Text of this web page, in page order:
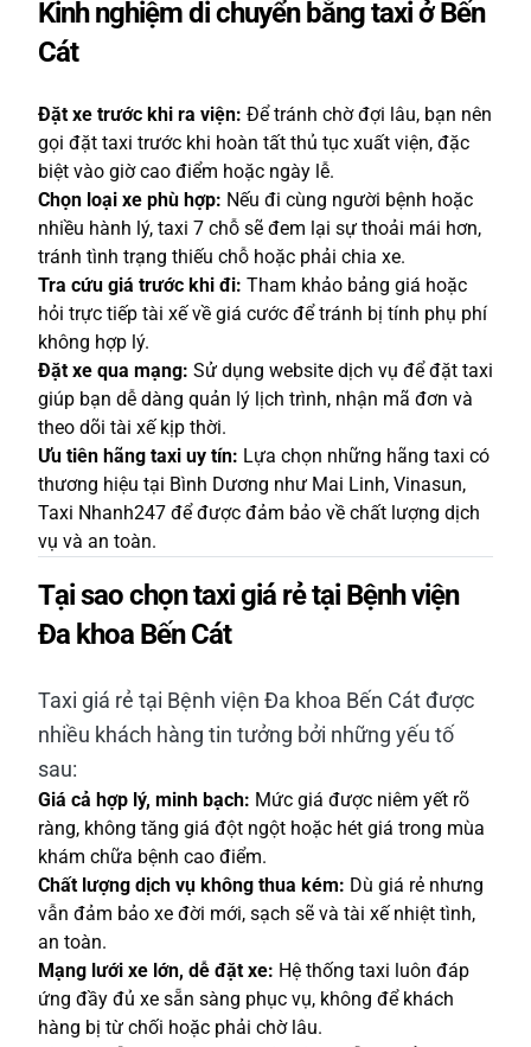
Kinh nghiệm di chuyển bằng taxi ở Bến
Cát
Đặt xe trước khi ra viện: Để tránh chờ đợi lâu, bạn nên
gọi đặt taxi trước khi hoàn tất thủ tục xuất viện, đặc
biệt vào giờ cao điểm hoặc ngày lễ.
Chọn loại xe phù hợp: Nếu đi cùng người bệnh hoặc
nhiều hành lý, taxi 7 chỗ sẽ đem lại sự thoải mái hơn,
tránh tình trạng thiếu chỗ hoặc phải chia xe.
Tra cứu giá trước khi đi: Tham khảo bảng giá hoặc
hỏi trực tiếp tài xế về giá cước để tránh bị tính phụ phí
không hợp lý.
Đặt xe qua mạng: Sử dụng website dịch vụ để đặt taxi
giúp bạn dễ dàng quản lý lịch trình, nhận mã đơn và
theo dõi tài xế kịp thời.
Ưu tiên hãng taxi uy tín: Lựa chọn những hãng taxi có
thương hiệu tại Bình Dương như Mai Linh, Vinasun,
Taxi Nhanh247 để được đảm bảo về chất lượng dịch
vụ và an toàn.
Tại sao chọn taxi giá rẻ tại Bệnh viện
Đa khoa Bến Cát
Taxi giá rẻ tại Bệnh viện Đa khoa Bến Cát được
nhiều khách hàng tin tưởng bởi những yếu tố
sau:
Giá cả hợp lý, minh bạch: Mức giá được niêm yết rõ
ràng, không tăng giá đột ngột hoặc hét giá trong mùa
khám chữa bệnh cao điểm.
Chất lượng dịch vụ không thua kém: Dù giá rẻ nhưng
vẫn đảm bảo xe đời mới, sạch sẽ và tài xế nhiệt tình,
an toàn.
Mạng lưới xe lớn, dễ đặt xe: Hệ thống taxi luôn đáp
ứng đầy đủ xe sẵn sàng phục vụ, không để khách
hàng bị từ chối hoặc phải chờ lâu.